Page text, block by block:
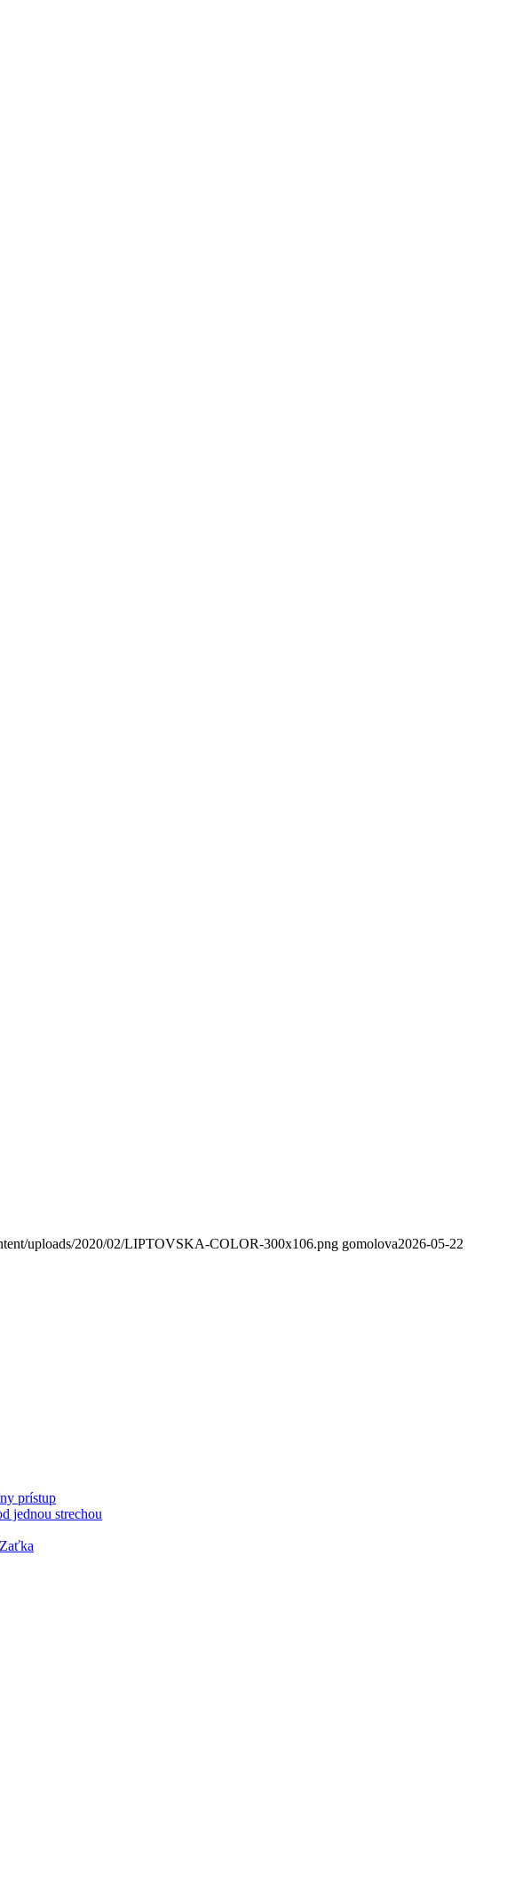
uploads/2020/02/LIPTOVSKA-COLOR-300x106.png gomolova2026-05-22
prístup
jednou strechou